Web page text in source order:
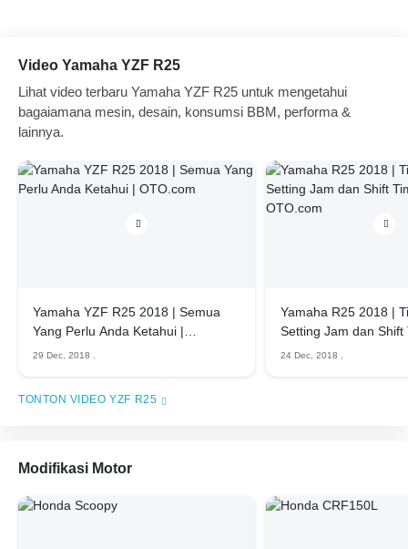
Video Yamaha YZF R25
Lihat video terbaru Yamaha YZF R25 untuk mengetahui
bagaiamana mesin, desain, konsumsi BBM, performa &
lainnya.
Yamaha YZF R25 2018 | Semua
Yang Perlu Anda Ketahui |
OTO.com
29 Dec, 2018
Yamaha R25 2018 |
Setting Jam dan Shift
OTO.com
24 Dec, 2018
VIDEO YZF R25
Modifikasi Motor